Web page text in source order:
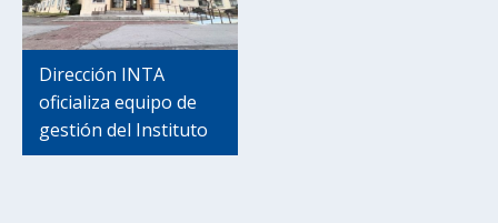
Dirección INTA
oficializa equipo de
gestión del Instituto